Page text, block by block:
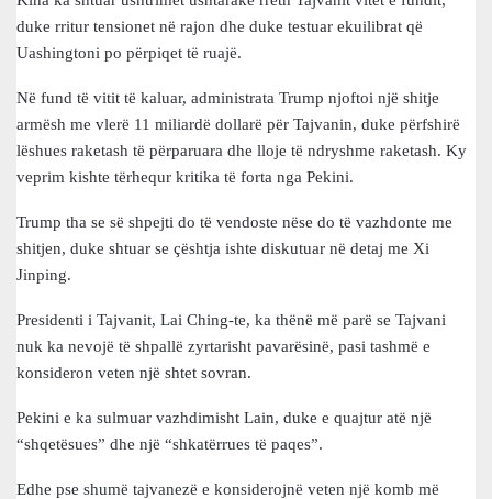
duke rritur tensionet në rajon dhe duke testuar ekuilibrat që
Uashingtoni po përpiqet të ruajë.
Në fund të vitit të kaluar, administrata Trump njoftoi një shitje
armësh me vlerë 11 miliardë dollarë për Tajvanin, duke përfshirë
lëshues raketash të përparuara dhe lloje të ndryshme raketash. Ky
veprim kishte tërhequr kritika të forta nga Pekini.
Trump tha se së shpejti do të vendoste nëse do të vazhdonte me
shitjen, duke shtuar se çështja ishte diskutuar në detaj me Xi
Jinping.
Presidenti i Tajvanit, Lai Ching-te, ka thënë më parë se Tajvani
nuk ka nevojë të shpallë zyrtarisht pavarësinë, pasi tashmë e
konsideron veten një shtet sovran.
Pekini e ka sulmuar vazhdimisht Lain, duke e quajtur atë një
“shqetësues” dhe një “shkatërrues të paqes”.
Edhe pse shumë tajvanezë e konsiderojnë veten një komb më